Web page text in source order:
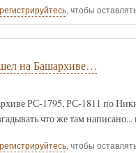
, чтобы
на Башархиве…
РС-1795, РС-1811 по
что же там
, чтобы